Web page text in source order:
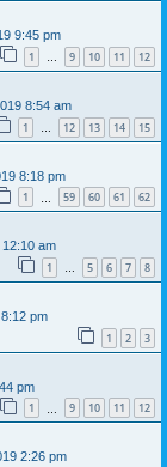
9:45 pm
1 … 9 10 11 12
8:54 am
1 … 12 13 14 15
8:18 pm
1 59 60 61 62
am
1 … 5 6 7 8
pm
1 2 3
pm
1 9 10 11 12
2:26 pm